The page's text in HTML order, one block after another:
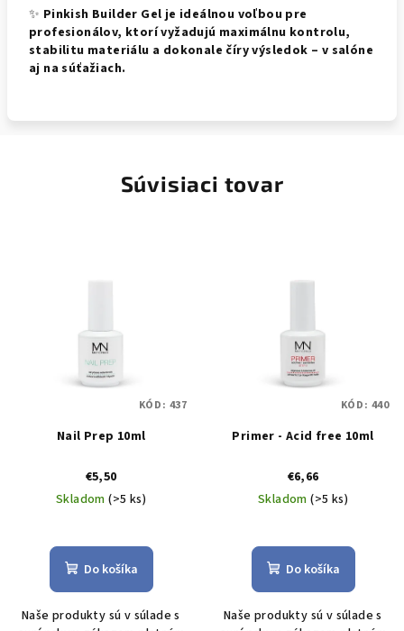
✨ Pinkish Builder Gel je ideálnou voľbou pre
profesionálov, ktorí vyžadujú maximálnu kontrolu,
stabilitu materiálu a dokonale číry výsledok – v salóne
aj na súťažiach.
Súvisiaci tovar
Nail Prep 10ml
€5,50
Skladom(>5 ks)
Do košíka
Naše produkty sú v súlade s
KÓD: 437
Primer - Acid free 10ml
€6,66
Skladom(>5 ks)
Do košíka
Naše produkty sú v súlade s
KÓD: 440